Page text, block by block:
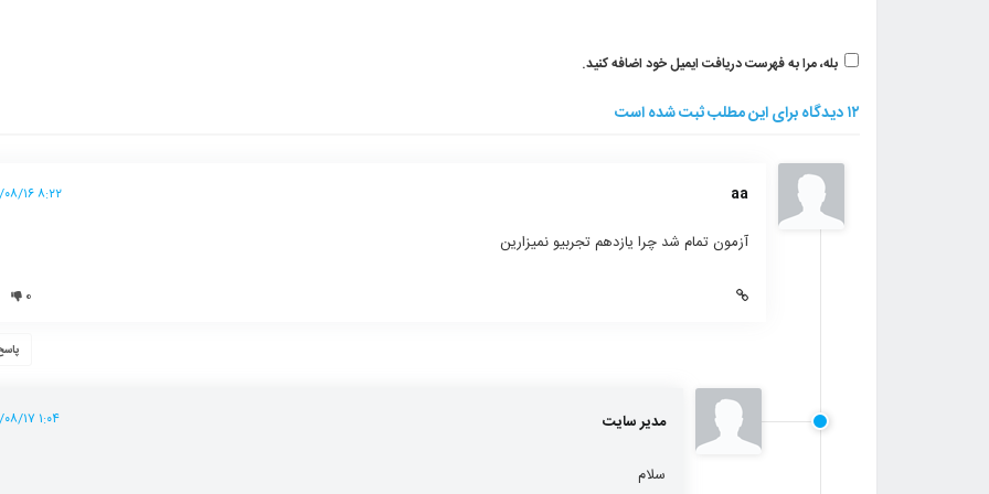
بله، مرا به فهرست دریافت ایمیل خود اضافه کنید.
۱۲ دیدگاه برای این مطلب ثبت شده است
aa ۸:۲۲ ۱۳۹۹/۰۸/۱۶
آزمون تمام شد چرا یازدهم تجربیو نمیزارین
۰
مدیر سایت ۱:۰۴ ۱۳۹۹/۰۸/۱۷
سلام